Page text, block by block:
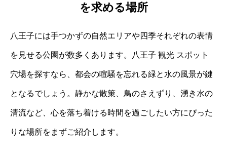
を求める場所
八王子には手つかずの自然エリアや四季それぞれの表情
を見せる公園が数多くあります。八王子 観光 スポット
穴場を探すなら、都会の喧騒を忘れる緑と水の風景が鍵
となるでしょう。静かな散策、鳥のさえずり、湧き水の
清流など、心を落ち着ける時間を過ごしたい方にぴった
りな場所をまずご紹介します。